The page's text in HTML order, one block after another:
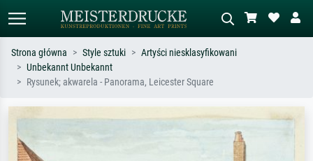
Wyszukiwanie standardowe Wyszukiwanie obrazów AI
Monet, Gwiaździsta noc,
abstrakcja z czerwienią, ciemny olej,
stojący akt obok drzewa.
Strona główna Style sztuki
Artyści niesklasyfikowani
Unbekannt Unbekannt
Rysunek; akwarela - Panorama, Leicester Square